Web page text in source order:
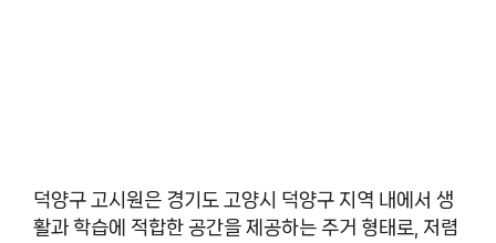
덕양구 고시원은 경기도 고양시 덕양구 지역 내에서 생
활과 학습에 적합한 공간을 제공하는 주거 형태로, 저렴